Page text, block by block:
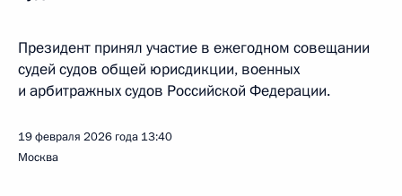
Президент принял участие в ежегодном совещании
судей судов общей юрисдикции, военных
и арбитражных судов Российской Федерации.
19 февраля 2026 года 13:40
Москва